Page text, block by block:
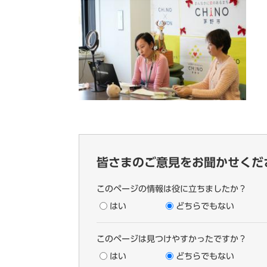
皆さまのご意見をお聞かせくだ
このページの情報は役に立ちましたか？
はい どちらでもない
このページは見つけやすかったですか？
はい どちらでもない